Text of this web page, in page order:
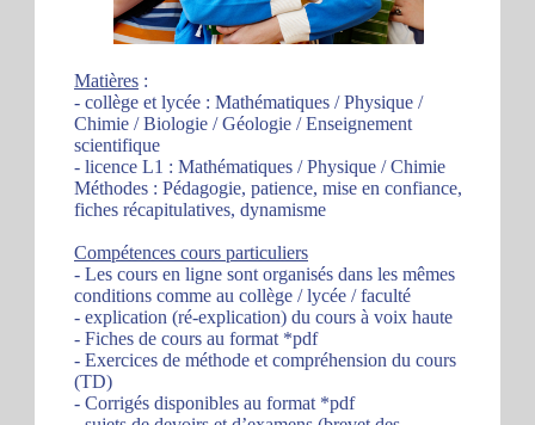
Matières :
- collège et lycée : Mathématiques / Physique /
Chimie / Biologie / Géologie / Enseignement
scientifique
- licence L1 : Mathématiques / Physique / Chimie
Méthodes : Pédagogie, patience, mise en confiance,
fiches récapitulatives, dynamisme
Compétences cours particuliers
- Les cours en ligne sont organisés dans les mêmes
conditions comme au collège / lycée / faculté
- explication (ré-explication) du cours à voix haute
- Fiches de cours au format *pdf
- Exercices de méthode et compréhension du cours
(TD)
- Corrigés disponibles au format *pdf